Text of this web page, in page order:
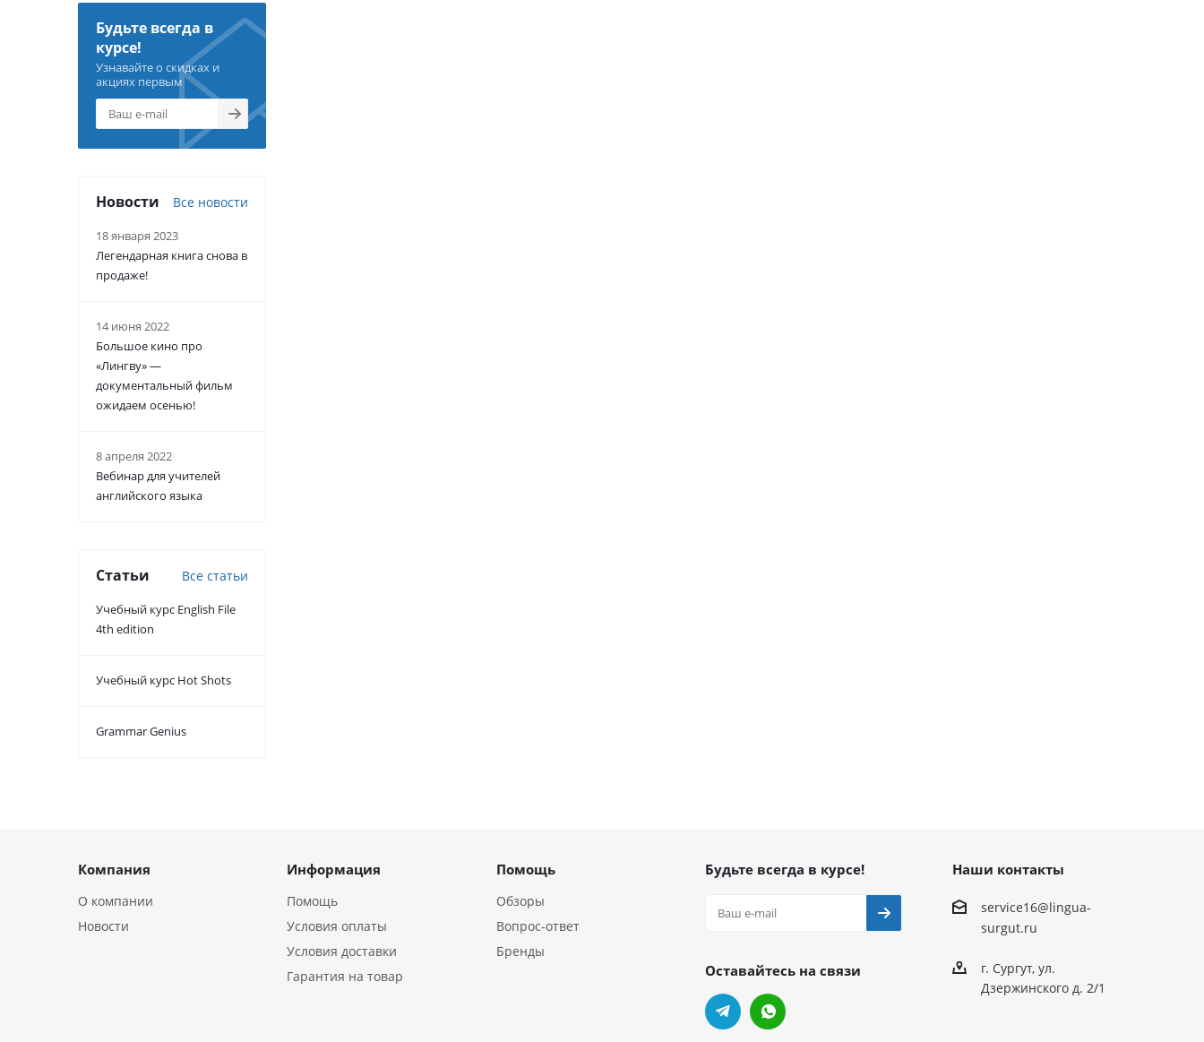
Будьте всегда в
курсе!
Узнавайте о скидках и
акциях первым
Новости Все новости
18 января 2023
Легендарная книга снова в
продаже!
14 июня 2022
Большое кино про
«Лингву» —
документальный фильм
ожидаем осенью!
8 апреля 2022
Вебинар для учителей
английского языка
Статьи Все статьи
Учебный курс English File
4th edition
Учебный курс Hot Shots
Grammar Genius
Компания
О компании
Новости
Информация
Помощь
Условия оплаты
Условия доставки
Гарантия на товар
Помощь
Обзоры
Вопрос-ответ
Бренды
Будьте всегда в курсе!
Оставайтесь на связи
Наши контакты
service16@lingua-
surgut.ru
г. Сургут,ул.
Дзержинского д. 2/1